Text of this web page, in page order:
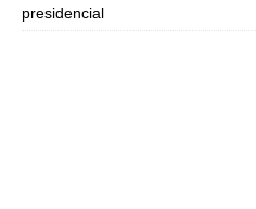
presidencial